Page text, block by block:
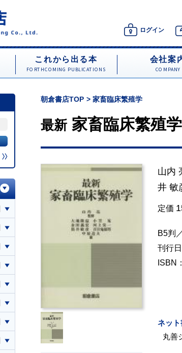
ログイン
これから出る本
FORTHCOMING PUBLICATIONS
会社案
COMPANY
朝倉書店TOP 家畜臨床繁殖学
最新 家畜臨床繁殖学
山内
井 敏
定価
B5判
刊行
ISBN
ネッ
丸善